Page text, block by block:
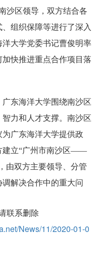
沙区领导，双方结合各
组织保障等进行了深入
洋大学党委书记曹俊明率
快推进重点合作项目落
东海洋大学围绕南沙区
力和人才支撑。南沙区
广东海洋大学提供政
建立“广州市南沙区——
由双方主要领导、分管
解决合作中的重大问
联系删除
News/11/2020-01-0